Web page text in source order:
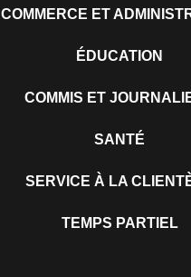
COMMERCE ET
ÉDUCATION
COMMIS ET
SANTÉ
SERVICE À LA
TEMPS PARTIEL